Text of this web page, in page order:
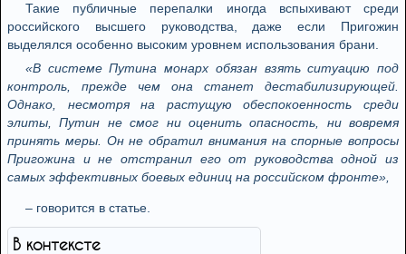
Такие публичные перепалки иногда вспыхивают среди
российского высшего руководства, даже если Пригожин
выделялся особенно высоким уровнем использования брани.
«В системе Путина монарх обязан взять ситуацию под
контроль, прежде чем она станет дестабилизирующей.
Однако, несмотря на растущую обеспокоенность среди
элиты, Путин не смог ни оценить опасность, ни вовремя
принять меры. Он не обратил внимания на спорные вопросы
Пригожина и не отстранил его от руководства одной из
самых эффективных боевых единиц на российском фронте»,
– говорится в статье.
В контексте